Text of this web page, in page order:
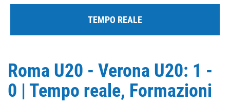
TEMPO REALE
Roma U20 - Verona U20: 1 -
0 | Tempo reale, Formazioni